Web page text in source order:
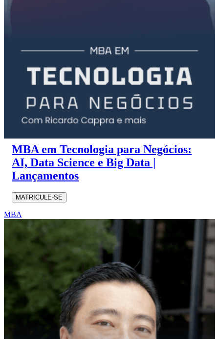
MBA em Tecnologia para Negócios:
AI, Data Science e Big Data |
Lançamentos
MATRICULE-SE
MBA